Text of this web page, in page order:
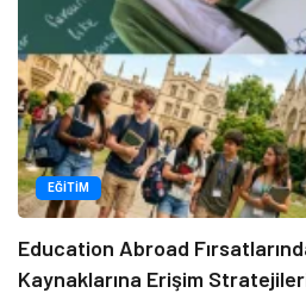
EĞITIM
Education Abroad
Kaynaklarına Erişim